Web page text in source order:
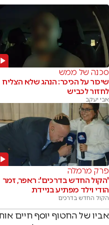
סכנה של ממש
שיכור על הכיכר: הנהג שלא הצליח
לחזור לכביש
אבי יעקב
פרק מרמלה
'הקול החדש בדרכים': ראפר, זמר
הודי וילד מפתיע בניידת
הקול החדש בדרכים
אביו של החטוף יוסף חיים